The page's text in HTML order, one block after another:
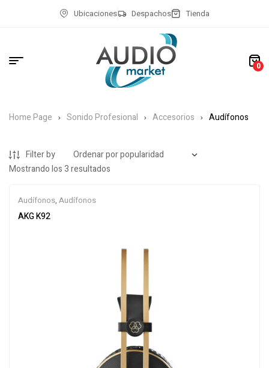
Ubicaciones Despachos Tienda
0
Home Page Sonido Profesional Accesorios Audífonos
Filter by
Mostrando los 3 resultados
Audífonos, Audífonos
AKG K92